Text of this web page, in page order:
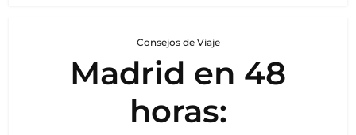
Consejos de Viaje
Madrid en 48
horas: